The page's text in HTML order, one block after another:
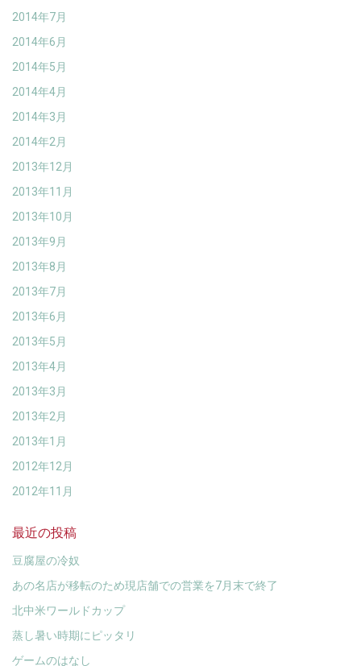
2014年7月
2014年6月
2014年5月
2014年4月
2014年3月
2014年2月
2013年12月
2013年11月
2013年10月
2013年9月
2013年8月
2013年7月
2013年6月
2013年5月
2013年4月
2013年3月
2013年2月
2013年1月
2012年12月
2012年11月
最近の投稿
豆腐屋の冷奴
あの名店が移転のため現店舗での営業を7月末で終了
北中米ワールドカップ
蒸し暑い時期にピッタリ
ゲームのはなし